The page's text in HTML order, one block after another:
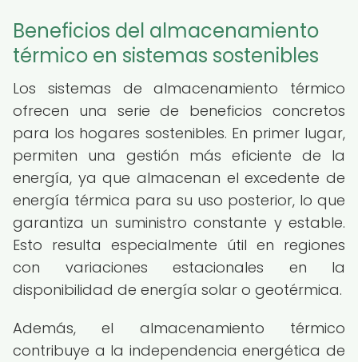
Beneficios del almacenamiento
térmico en sistemas sostenibles
Los sistemas de almacenamiento térmico
ofrecen una serie de beneficios concretos
para los hogares sostenibles. En primer lugar,
permiten una gestión más eficiente de la
energía, ya que almacenan el excedente de
energía térmica para su uso posterior, lo que
garantiza un suministro constante y estable.
Esto resulta especialmente útil en regiones
con variaciones estacionales en la
disponibilidad de energía solar o geotérmica.
Además, el almacenamiento térmico
contribuye a la independencia energética de